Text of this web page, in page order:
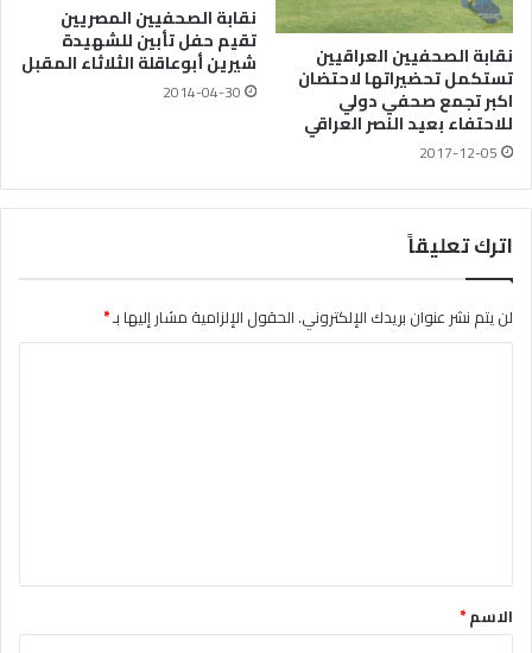
نقابة الصحفيين العراقيين
تستكمل تحضيراتها لاحتضان
اكبر تجمع صحفي دولي
للاحتفاء بعيد النصر العراقي
2017-12-05
نقابة الصحفيين المصريين
تقيم حفل تأبين للشهيدة
شيرين أبوعاقلة الثلاثاء المقبل
2014-04-30
اترك تعليقاً
لن يتم نشر عنوان بريدك الإلكتروني.الحقول الإلزامية مشار إليها بـ*
*الاسم*